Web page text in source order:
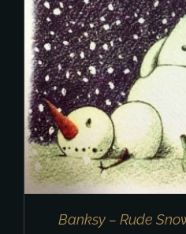
Banksy – Rude